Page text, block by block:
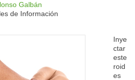
Galbán
de Información
Inye
ctar
este
roid
es